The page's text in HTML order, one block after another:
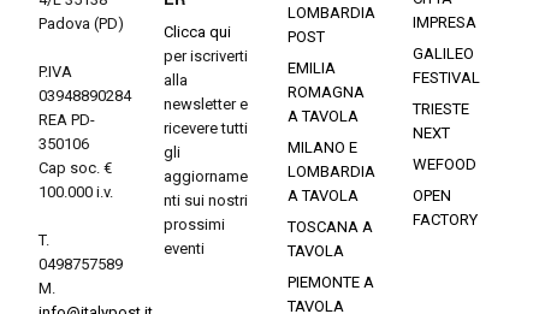
Padova (PD)
P.IVA
03948890284
REA PD-
350106
Cap soc. €
100.000 i.v.
T.
0498757589
M.
Clicca qui
per iscriverti
alla
newsletter e
ricevere tutti
gli
aggiorname
nti sui nostri
prossimi
eventi
LOMBARDIA
POST
EMILIA
ROMAGNA
A TAVOLA
MILANO E
LOMBARDIA
A TAVOLA
TOSCANA A
TAVOLA
PIEMONTE A
TAVOLA
IMPRESA
GALILEO
FESTIVAL
TRIESTE
NEXT
WEFOOD
OPEN
FACTORY